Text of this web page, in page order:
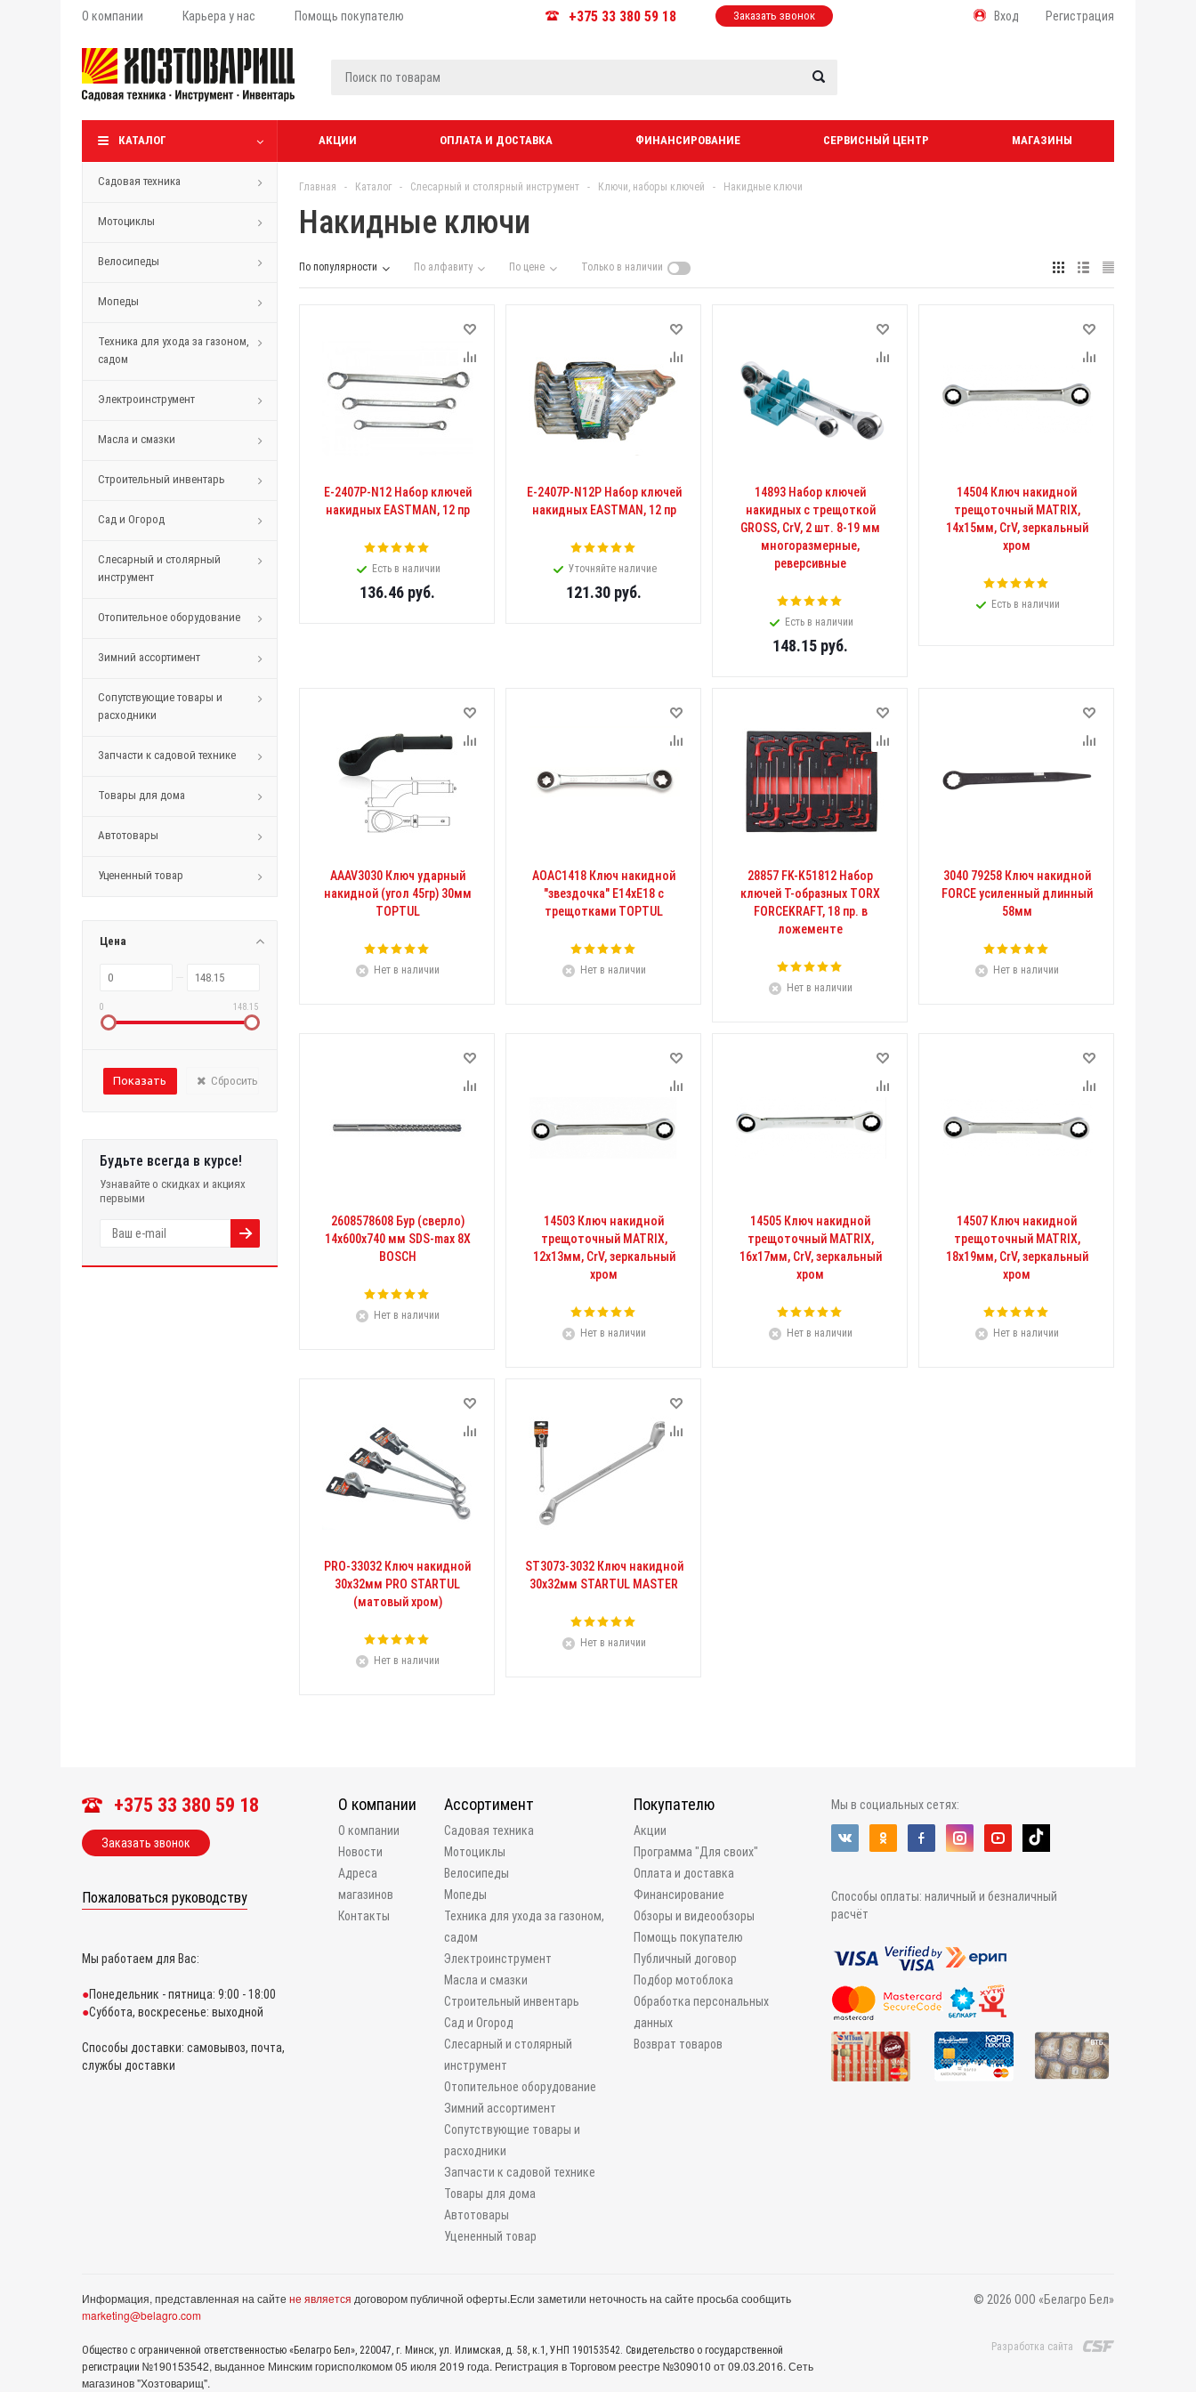
О компании Карьера у нас Помощь покупателю +375 33 380 59 18 Заказать звонок Вход Регистрация
КАТАЛОГ АКЦИИ ОПЛАТА И ДОСТАВКА ФИНАНСИРОВАНИЕ СЕРВИСНЫЙ ЦЕНТР МАГАЗИНЫ
Садовая техника
Мотоциклы
Велосипеды
Мопеды
Техника для ухода за газоном,
садом
Электроинструмент
Масла и смазки
Строительный инвентарь
Сад и Огород
Слесарный и столярный
инструмент
Отопительное оборудование
Зимний ассортимент
Сопутствующие товары и
расходники
Запчасти к садовой технике
Товары для дома
Автотовары
Уцененный товар
Цена
0 148.15
Сбросить
Будьте всегда в курсе!
Узнавайте о скидках и акциях
первыми
Главная - Каталог - Слесарный и столярный инструмент - Ключи, наборы ключей - Накидные ключи
Накидные ключи
По популярности По алфавиту По цене Только в наличии
Е-2407Р-N12 Набор ключей
накидных EASTMAN, 12 пр
Есть в наличии
136.46 руб.
Е-2407Р-N12Р Набор ключей
накидных EASTMAN, 12 пр
Уточняйте наличие
121.30 руб.
14893 Набор ключей
накидных с трещоткой
GROSS, CrV, 2 шт. 8-19 мм
многоразмерные,
реверсивные
Есть в наличии
148.15 руб.
14504 Ключ накидной
трещоточный MATRIX,
14х15мм, CrV, зеркальный
хром
Есть в наличии
AAAV3030 Ключ ударный
накидной (угол 45гр) 30мм
TOPTUL
Нет в наличии
AOAC1418 Ключ накидной
"звездочка" Е14хЕ18 с
трещотками TOPTUL
Нет в наличии
28857 FK-K51812 Набор
ключей Т-образных TORX
FORCEKRAFT, 18 пр. в
ложементе
Нет в наличии
3040 79258 Ключ накидной
FORCE усиленный длинный
58мм
Нет в наличии
2608578608 Бур (сверло)
14х600х740 мм SDS-max 8X
BOSCH
Нет в наличии
14503 Ключ накидной
трещоточный MATRIX,
12х13мм, CrV, зеркальный
хром
Нет в наличии
14505 Ключ накидной
трещоточный MATRIX,
16х17мм, CrV, зеркальный
хром
Нет в наличии
14507 Ключ накидной
трещоточный MATRIX,
18х19мм, CrV, зеркальный
хром
Нет в наличии
PRO-33032 Ключ накидной
30x32мм PRO STARTUL
(матовый хром)
Нет в наличии
ST3073-3032 Ключ накидной
30x32мм STARTUL MASTER
Нет в наличии
+375 33 380 59 18
Заказать звонок
Пожаловаться руководству
Мы работаем для Вас:
Понедельник - пятница: 9:00 - 18:00
Суббота, воскресенье: выходной
Способы доставки: самовывоз, почта,
службы доставки
О компании
О компании
Новости
Адреса
магазинов
Контакты
Ассортимент
Садовая техника
Мотоциклы
Велосипеды
Мопеды
Техника для ухода за газоном,
садом
Электроинструмент
Масла и смазки
Строительный инвентарь
Сад и Огород
Слесарный и столярный
инструмент
Отопительное оборудование
Зимний ассортимент
Сопутствующие товары и
расходники
Запчасти к садовой технике
Товары для дома
Автотовары
Уцененный товар
Покупателю
Акции
Программа "Для своих"
Оплата и доставка
Финансирование
Обзоры и видеообзоры
Помощь покупателю
Публичный договор
Подбор мотоблока
Обработка персональных
данных
Возврат товаров
Мы в социальных сетях:
Способы оплаты: наличный и безналичный
расчёт
Информация, представленная на сайте не является договором публичной оферты.Если заметили неточность на сайте просьба сообщить
marketing@belagro.com
Общество с ограниченной ответственностью «Белагро Бел», 220047, г. Минск, ул. Илимская, д. 58, к.1, УНП 190153542. Свидетельство о государственной
регистрации №190153542, выданное Минcким горисполкомом 05 июля 2019 года. Регистрация в Торговом реестре №309010 от 09.03.2016. Сеть
магазинов "Хозтоварищ".
© 2026 ООО «Белагро Бел»
Разработка сайта